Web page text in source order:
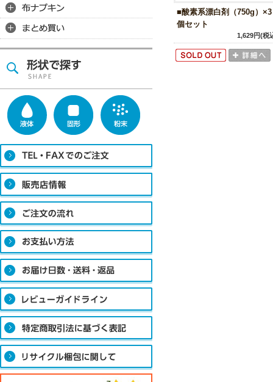
■酸素系漂白剤（750g）×3
個セット
1,629円(税